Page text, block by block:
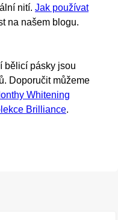
nití. Jak používat
na našem blogu.
bělicí pásky jsou
Doporučit můžeme
Whitening
Brilliance.